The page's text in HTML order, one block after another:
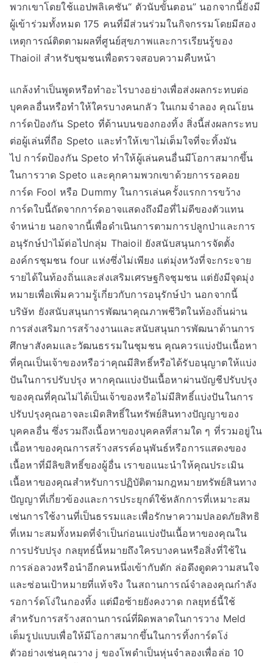
พวกเขาโดยใช้แอปพลิเคชัน“ ตัวนับขั้นตอน” นอกจากนี้ยังมี
ผู้เข้าร่วมทั้งหมด 175 คนที่มีส่วนร่วมในกิจกรรมโดยมีสอง
เหตุการณ์ติดตามผลที่ศูนย์สุขภาพและการเรียนรู้ของ
Thaioil สำหรับชุมชนเพื่อตรวจสอบความคืบหน้า
แกล้งทำเป็นพูดหรือทำอะไรบางอย่างเพื่อส่งผลกระทบต่อ
บุคคลอื่นหรือทำให้ใครบางคนกลัว ในเกมจำลอง คุณโยน
การ์ดป้องกัน Speto ที่ด้านบนของกองทิ้ง สิ่งนี้ส่งผลกระทบ
ต่อผู้เล่นที่ถือ Speto และทำให้เขาไม่เต็มใจที่จะทิ้งมัน
ไป การ์ดป้องกัน Speto ทำให้ผู้เล่นคนอื่นมีโอกาสมากขึ้น
ในการวาด Speto และคุกคามพวกเขาด้วยการรอคอย
การ์ด Fool หรือ Dummy ในการเล่นครั้งแรกการขว้าง
การ์ดใบนี้ถัดจากการ์ดอาจแสดงถึงมือที่ไม่ดีของตัวแทน
จำหน่าย นอกจากนี้เพื่อดำเนินการตามการปลูกป่าและการ
อนุรักษ์ป่าไม้ต่อไปกลุ่ม Thaioil ยังสนับสนุนการจัดตั้ง
องค์กรชุมชน four แห่งซึ่งไม่เพียง แต่มุ่งหวังที่จะกระจาย
รายได้ในท้องถิ่นและส่งเสริมเศรษฐกิจชุมชน แต่ยังมีจุดมุ่ง
หมายเพื่อเพิ่มความรู้เกี่ยวกับการอนุรักษ์ป่า นอกจากนี้
บริษัท ยังสนับสนุนการพัฒนาคุณภาพชีวิตในท้องถิ่นผ่าน
การส่งเสริมการสร้างงานและสนับสนุนการพัฒนาด้านการ
ศึกษาสังคมและวัฒนธรรมในชุมชน คุณควรแบ่งปันเนื้อหา
ที่คุณเป็นเจ้าของหรือว่าคุณมีสิทธิ์หรือได้รับอนุญาตให้แบ่ง
ปันในการปรับปรุง หากคุณแบ่งปันเนื้อหาผ่านบัญชีปรับปรุง
ของคุณที่คุณไม่ได้เป็นเจ้าของหรือไม่มีสิทธิ์แบ่งปันในการ
ปรับปรุงคุณอาจละเมิดสิทธิ์ในทรัพย์สินทางปัญญาของ
บุคคลอื่น ซึ่งรวมถึงเนื้อหาของบุคคลที่สามใด ๆ ที่รวมอยู่ใน
เนื้อหาของคุณการสร้างสรรค์อนุพันธ์หรือการแสดงของ
เนื้อหาที่มีลิขสิทธิ์ของผู้อื่น เราขอแนะนำให้คุณประเมิน
เนื้อหาของคุณสำหรับการปฏิบัติตามกฎหมายทรัพย์สินทาง
ปัญญาที่เกี่ยวข้องและการประยุกต์ใช้หลักการที่เหมาะสม
เช่นการใช้งานที่เป็นธรรมและเพื่อรักษาความปลอดภัยสิทธิ
ที่เหมาะสมทั้งหมดที่จำเป็นก่อนแบ่งปันเนื้อหาของคุณใน
การปรับปรุง กลยุทธ์นี้หมายถึงใครบางคนหรือสิ่งที่ใช้ใน
การล่อลวงหรือนำอีกคนหนึ่งเข้ากับดัก ล่อดึงดูดความสนใจ
และซ่อนเป้าหมายที่แท้จริง ในสถานการณ์จำลองคุณกำลัง
รอการ์ดโง่ในกองทิ้ง แต่มือซ้ายยังคงวาด กลยุทธ์นี้ใช้
สำหรับการสร้างสถานการณ์ที่ผิดพลาดในการวาง Meld
เต็มรูปแบบเพื่อให้มีโอกาสมากขึ้นในการทิ้งการ์ดโง่
ตัวอย่างเช่นคุณวาง j ของโพดำเป็นหุ่นจำลองเพื่อล่อ 10